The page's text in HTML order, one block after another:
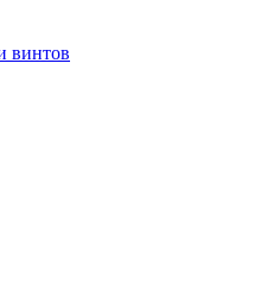
винтов